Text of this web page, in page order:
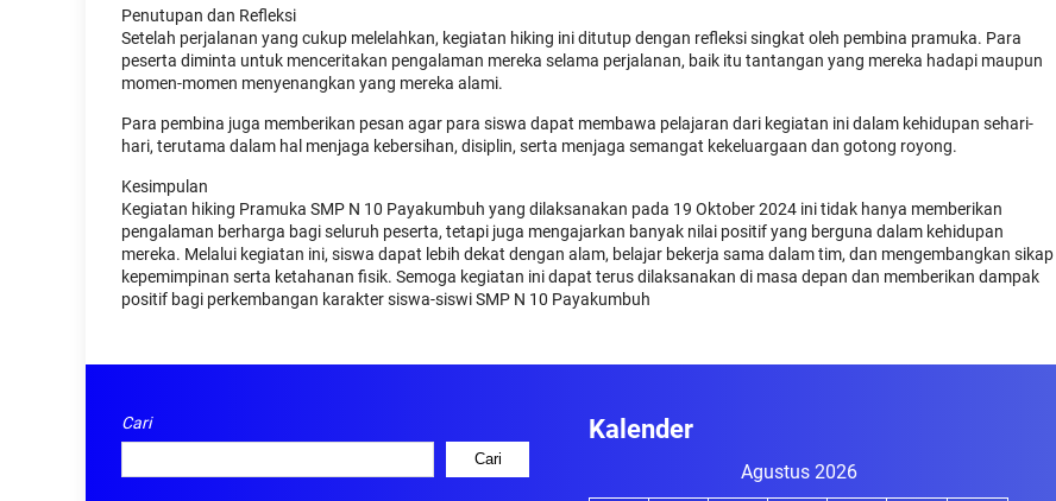
Penutupan dan Refleksi
Setelah perjalanan yang cukup melelahkan, kegiatan hiking ini ditutup dengan refleksi singkat oleh pembina pramuka. Para
peserta diminta untuk menceritakan pengalaman mereka selama perjalanan, baik itu tantangan yang mereka hadapi maupun
momen-momen menyenangkan yang mereka alami.
Para pembina juga memberikan pesan agar para siswa dapat membawa pelajaran dari kegiatan ini dalam kehidupan sehari-
hari, terutama dalam hal menjaga kebersihan, disiplin, serta menjaga semangat kekeluargaan dan gotong royong.
Kesimpulan
Kegiatan hiking Pramuka SMP N 10 Payakumbuh yang dilaksanakan pada 19 Oktober 2024 ini tidak hanya memberikan
pengalaman berharga bagi seluruh peserta, tetapi juga mengajarkan banyak nilai positif yang berguna dalam kehidupan
mereka. Melalui kegiatan ini, siswa dapat lebih dekat dengan alam, belajar bekerja sama dalam tim, dan mengembangkan sikap
kepemimpinan serta ketahanan fisik. Semoga kegiatan ini dapat terus dilaksanakan di masa depan dan memberikan dampak
positif bagi perkembangan karakter siswa-siswi SMP N 10 Payakumbuh
Cari
Cari
Kalender
Agustus 2026